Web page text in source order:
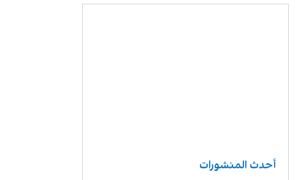
أحدث المنشورات